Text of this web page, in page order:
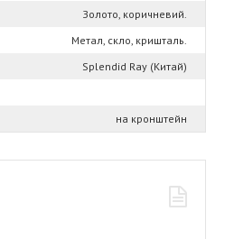
Золото, коричневий.
Метал, скло, кришталь.
Splendid Ray (Китай)
на кронштейн